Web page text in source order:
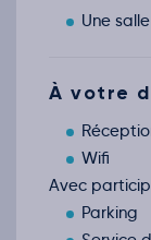
Une
À votre
Wifi
Avec
Parking